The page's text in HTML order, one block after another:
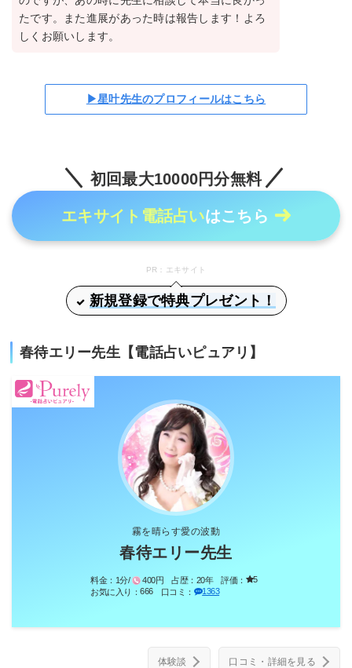
たです。また進展があった時は報告します！よろ
しくお願いします。
▶星叶先生のプロフィールはこちら
初回最大10000円分無料
エキサイト電話占いはこちら
PR：エキサイト
新規登録で特典プレゼント！
春待エリー先生【電話占いピュアリ】
霧を晴らす愛の波動
春待エリー先生
料金： 1分/ 400円 占歴： 20年 評価：
5
お気に入り：666 口コミ： 1363
体験談 口コミ・詳細を見る